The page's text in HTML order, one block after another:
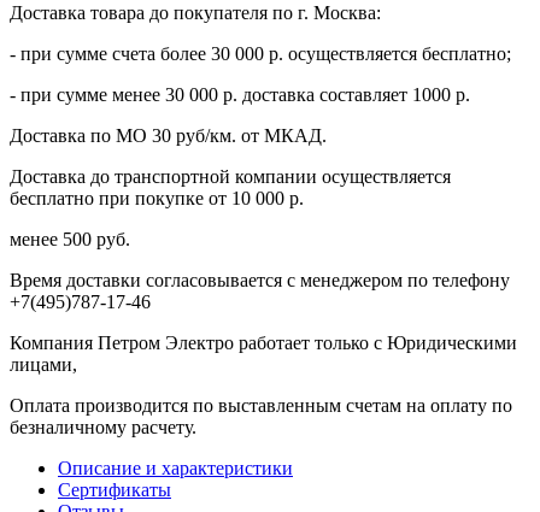
Доставка товара до покупателя по г. Москва:
- при сумме счета более 30 000 р. осуществляется бесплатно;
- при сумме менее 30 000 р. доставка составляет 1000 р.
Доставка по МО 30 руб/км. от МКАД.
Доставка до транспортной компании осуществляется
бесплатно при покупке от 10 000 р.
менее 500 руб.
Время доставки согласовывается с менеджером по телефону
+7(495)787-17-46
Компания Петром Электро работает только с Юридическими
лицами,
Оплата производится по выставленным счетам на оплату по
безналичному расчету.
Описание и характеристики
Сертификаты